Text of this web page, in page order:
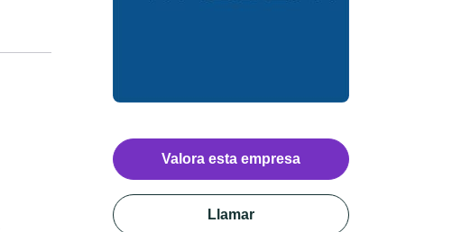
Valora esta empresa
Llamar